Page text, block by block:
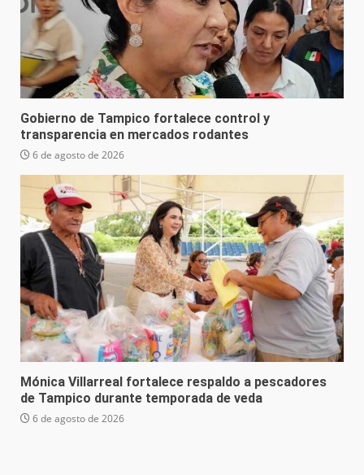
Gobierno de Tampico fortalece control y
transparencia en mercados rodantes
6 de agosto de 2026
Mónica Villarreal fortalece respaldo a pescadores
de Tampico durante temporada de veda
6 de agosto de 2026